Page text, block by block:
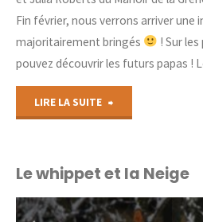
Fin février, nous verrons arriver une
majoritairement bringés
! Sur
pouvez découvrir les futurs papas !
LIRE LA SUITE
bébés
bientôt
Le whippet et la Neige